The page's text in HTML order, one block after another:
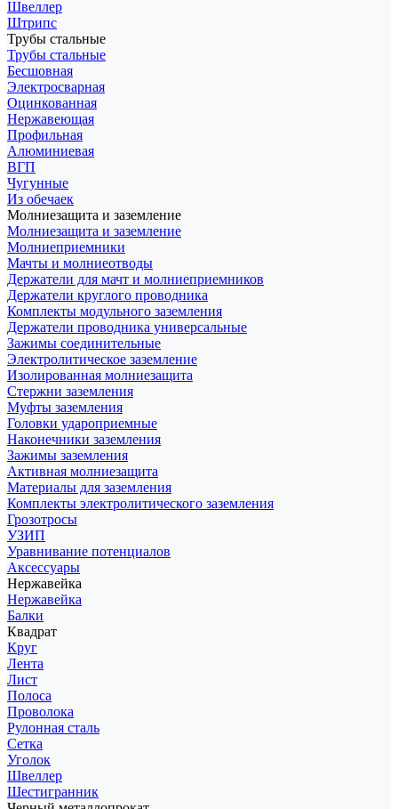
Швеллер
Штрипс
Трубы стальные
Трубы стальные
Бесшовная
Электросварная
Оцинкованная
Нержавеющая
Профильная
Алюминиевая
ВГП
Чугунные
Из обечаек
Молниезащита и заземление
Молниезащита и заземление
Молниеприемники
Мачты и молниеотводы
Держатели для мачт и молниеприемников
Держатели круглого проводника
Комплекты модульного заземления
Держатели проводника универсальные
Зажимы соединительные
Электролитическое заземление
Изолированная молниезащита
Стержни заземления
Муфты заземления
Головки удароприемные
Наконечники заземления
Зажимы заземления
Активная молниезащита
Материалы для заземления
Комплекты электролитического заземления
Грозотросы
УЗИП
Уравнивание потенциалов
Аксессуары
Нержавейка
Нержавейка
Балки
Квадрат
Круг
Лента
Лист
Полоса
Проволока
Рулонная сталь
Сетка
Уголок
Швеллер
Шестигранник